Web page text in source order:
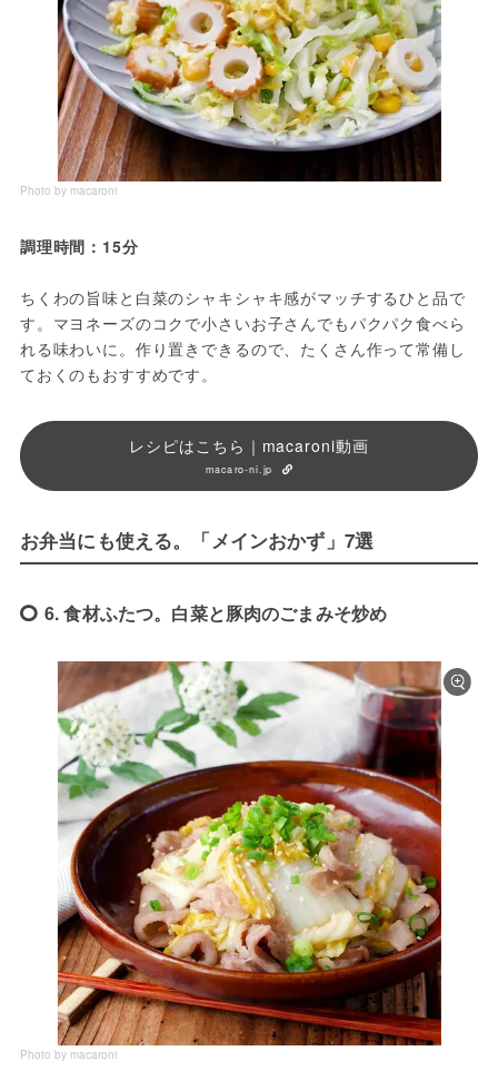
Photo by macaroni
調理時間：15分
ちくわの旨味と白菜のシャキシャキ感がマッチするひと品で
す。マヨネーズのコクで小さいお子さんでもパクパク食べら
れる味わいに。作り置きできるので、たくさん作って常備し
ておくのもおすすめです。
レシピはこちら｜macaroni動画
macaro-ni.jp
お弁当にも使える。「メインおかず」7選
6. 食材ふたつ。白菜と豚肉のごまみそ炒め
Photo by macaroni